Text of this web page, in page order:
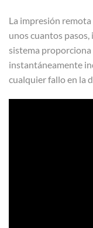
La impresión
unos cuantos
sistema
instantáneamente
cualquier fallo en la